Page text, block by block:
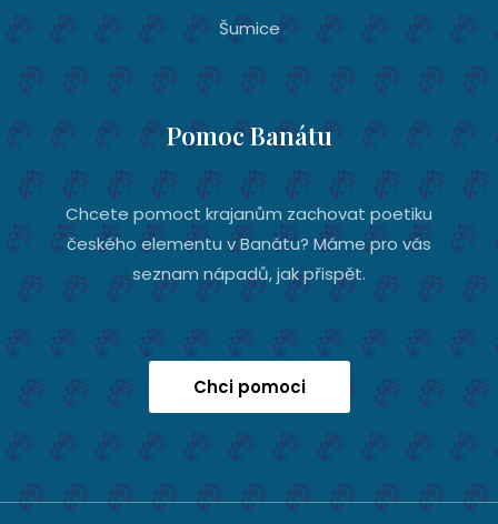
Šumice
Pomoc Banátu
Chcete pomoct krajanům zachovat poetiku
českého elementu v Banátu? Máme pro vás
seznam nápadů, jak přispět.
Chci pomoci